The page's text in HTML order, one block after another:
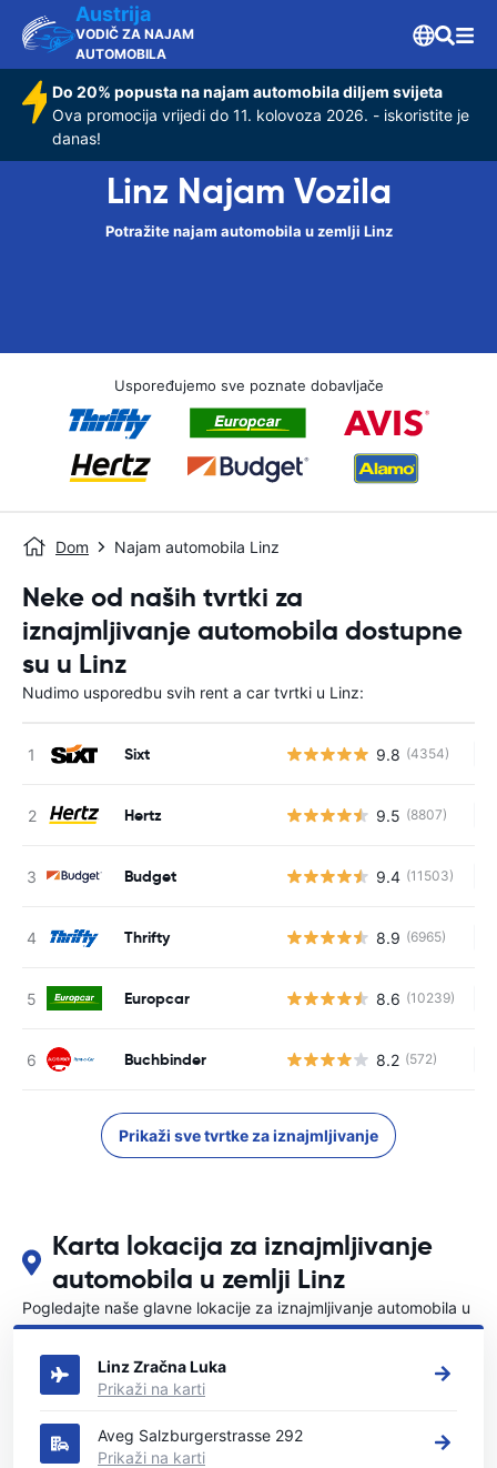
Austrija
VODIČ ZA NAJAM
AUTOMOBILA
Do 20% popusta na najam automobila diljem svijeta
Ova promocija vrijedi do 11. kolovoza 2026. - iskoristite je
danas!
Linz Najam Vozila
Potražite najam automobila u zemlji Linz
Uspoređujemo sve poznate dobavljače
Dom Najam automobila Linz
Neke od naših tvrtki za
iznajmljivanje automobila dostupne
su u Linz
Nudimo usporedbu svih rent a car tvrtki u Linz:
Sixt 9.8 (4354)
Hertz 9.5 (8807)
Budget 9.4 (11503)
Thrifty 8.9 (6965)
Europcar 8.6 (10239)
Buchbinder 8.2 (572)
Prikaži sve tvrtke za iznajmljivanje
Karta lokacija za iznajmljivanje
automobila u zemlji Linz
Pogledajte naše glavne lokacije za iznajmljivanje automobila u
Linz
Linz Zračna Luka
Prikaži na karti
Aveg Salzburgerstrasse 292
Prikaži na karti